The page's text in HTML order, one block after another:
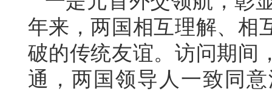
年来，两国相互理解、相
破的传统友谊。访问期间
通，两国领导人一致同